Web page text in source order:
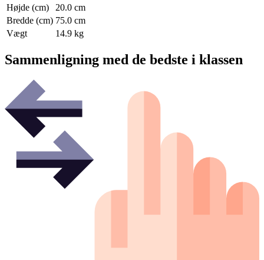
Højde (cm)
20.0 cm
Bredde (cm) 75.0 cm
Vægt
14.9 kg
Sammenligning med de bedste i klassen